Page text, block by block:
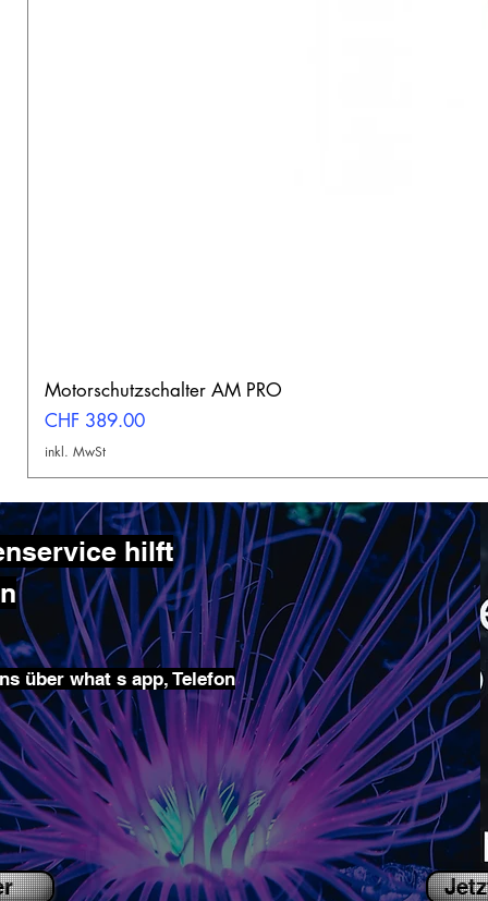
Motorschutzschalter AM PRO
Preis
CHF 389.00
inkl. MwSt
hilft
über what s app, Telefon